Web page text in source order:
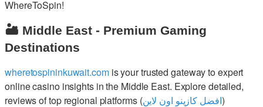
WhereToSpin!
🏜️ Middle East - Premium Gaming
Destinations
wheretospininkuwait.comis your trusted gateway to expert
online casino insights in the Middle East. Explore detailed,
reviews of top regional platforms (افضل كازينو اون لاين)